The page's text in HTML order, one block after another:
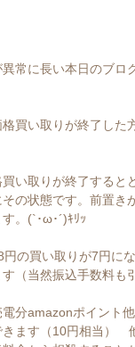
常に長い本日のブロ
買い取りが終了した
い取りが終了すると
の状態です。前置き
。(`･ω･´)ｷﾘｯ
の買い取りが7円に
（当然振込手数料も
分amazonポイント
きます（10円相当）